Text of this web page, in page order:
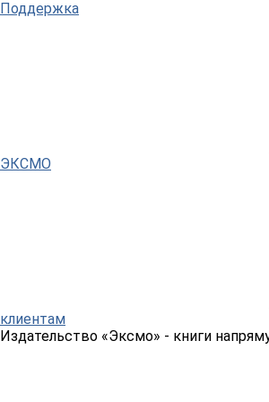
Поддержка
ЭКСМО
клиентам
Издательство «Эксмо» - книги